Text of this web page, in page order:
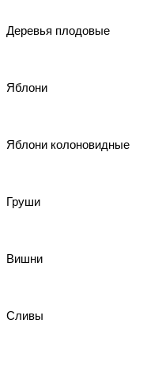
Деревья плодовые
Яблони
Яблони колоновидные
Груши
Вишни
Сливы